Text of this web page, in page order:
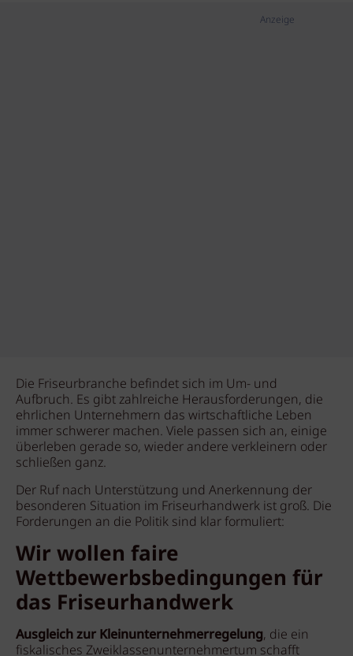
Anzeige
Die Friseurbranche befindet sich im Um- und
Aufbruch. Es gibt zahlreiche Herausforderungen, die
ehrlichen Unternehmern das wirtschaftliche Leben
immer schwerer machen. Viele passen sich an, einige
überleben gerade so, wieder andere verkleinern oder
schließen ganz.
Der Ruf nach Unterstützung und Anerkennung der
besonderen Situation im Friseurhandwerk ist groß. Die
Forderungen an die Politik sind klar formuliert:
Wir wollen faire
Wettbewerbsbedingungen für
das Friseurhandwerk
Ausgleich zur Kleinunternehmerregelung, die ein
fiskalisches Zweiklassenunternehmertum schafft